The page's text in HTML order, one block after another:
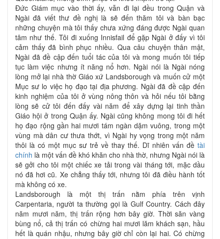
Đức Giám mục vào thời ấy, vẫn đi lại đều trong Quận và
Ngài đã viết thư đề nghị là sẽ đến thăm tôi và bàn bạc
những chuyện mà tôi thấy chưa xứng đáng được Ngài quan
tâm như thế. Tôi đi xuống Innisfail để gặp Ngài ở đấy vì tôi
cảm thấy đã bình phục nhiều. Qua câu chuyện thân mật,
Ngài đã đề cập đến tuổi tác của tôi và mong muốn tôi tiếp
tục làm việc nhưng ít năng nổ hơn. Ngài nói là Ngài nóng
lòng mở lại nhà thờ Giáo xứ Landsborough và muốn cử một
Mục sư lo việc họ đạo tại địa phương. Ngài đã đề cập đến
kinh nghiệm của tôi ở vùng nông thôn và hỏi nếu tôi bằng
lòng sẽ cử tôi đến đấy vài năm để xây dựng lại tinh thần
Giáo hội ở trong Quận ấy. Ngài cũng không mong tôi đi hết
họ đạo rộng gần hai mươi tám ngàn dặm vuông, trong một
vùng mà dân cư thưa thớt, vì Ngài hy vọng trong một năm
thôi là có một mục sư trẻ về thay thế. Dĩ nhiên vấn đề tài
chính là một vấn đề khó khăn cho nhà thờ, nhưng Ngài nói là
sẽ gởi cho tôi một chiếc xe tải trong vài tháng tới, mặc dầu
nó đã hơi cũ. Xe chẳng thấy tới, nhưng tôi đã điều hành tốt
mà không có xe.
Landsborough là một thị trấn nằm phía trên vịnh
Carpentaria, người ta thường gọi là Gulf Country. Cách đây
năm mươi năm, thị trấn rộng hơn bây giờ. Thời săn vàng
bùng nổ, cả thị trấn có chừng hai mươi lăm khách sạn, hầu
hết là quán nhậu, nhưng bây giờ chỉ còn lại hai. Có chừng